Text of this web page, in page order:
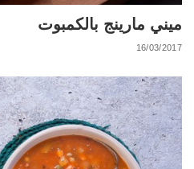
ميني مارينج بالكمبوت
16/03/2017